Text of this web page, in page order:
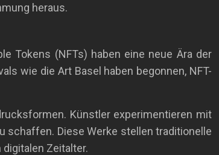
heraus.
Tokens (NFTs) haben eine neue Ära der
wie die Art Basel haben begonnen, NFT-
Künstler experimentieren mit
schaffen. Diese Werke stellen traditionelle
Zeitalter.